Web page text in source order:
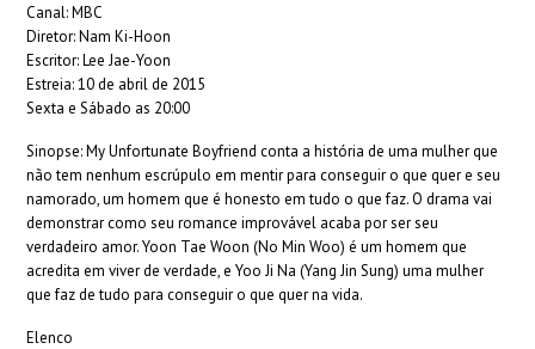
Canal: MBC
Diretor: Nam Ki-Hoon
Escritor: Lee Jae-Yoon
Estreia: 10 de abril de 2015
Sexta e Sábado as 20:00
Sinopse: My Unfortunate Boyfriend conta a história de uma mulher que
não tem nenhum escrúpulo em mentir para conseguir o que quer e seu
namorado, um homem que é honesto em tudo o que faz. O drama vai
demonstrar como seu romance improvável acaba por ser seu
verdadeiro amor. Yoon Tae Woon (No Min Woo) é um homem que
acredita em viver de verdade, e Yoo Ji Na (Yang Jin Sung) uma mulher
que faz de tudo para conseguir o que quer na vida.
Elenco